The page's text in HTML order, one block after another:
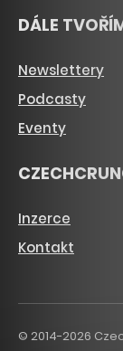
DÁLE
Newslettery
Podcasty
Eventy
Inzerce
Kontakt
© 2014-2026